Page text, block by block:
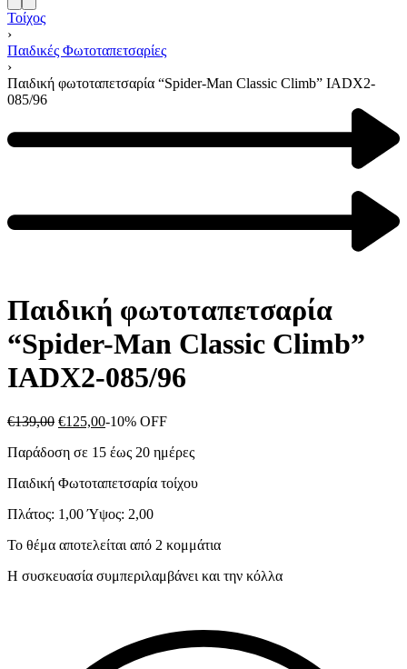
Τοίχος
›
Παιδικές Φωτοταπετσαρίες
›
Παιδική φωτοταπετσαρία “Spider-Man Classic Climb” IADX2-
085/96
navigation
Παιδική φωτοταπετσαρία
“Spider-Man Classic Climb”
IADX2-085/96
€139,00 Original
was:
€125,00Η
τιμή
€125,00.
-10% OFF
Παράδοση σε 15 έως 20 ημέρες
Παιδική Φωτοταπετσαρία τοίχου
Πλάτος: 1,00 Ύψος: 2,00
Το θέμα αποτελείται από 2 κομμάτια
Η συσκευασία συμπεριλαμβάνει και την κόλλα